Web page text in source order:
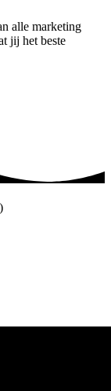
alle marketing
jij het beste
)